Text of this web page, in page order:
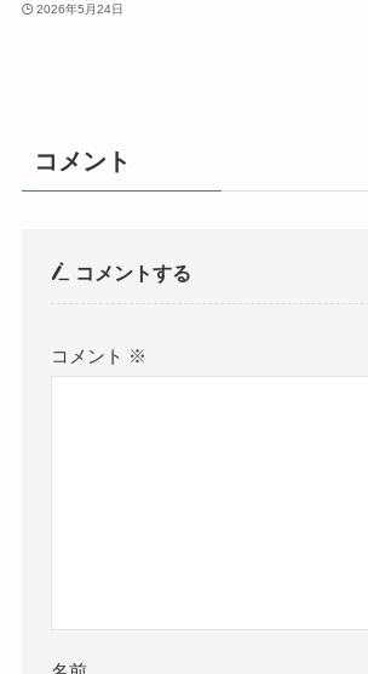
2026年5月24日
コメント
コメントする
コメント ※